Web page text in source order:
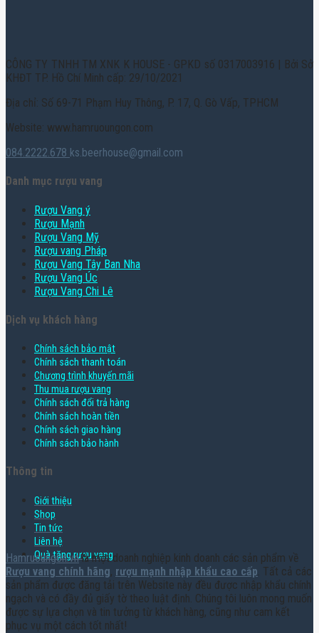
CÔNG TY TNHH TM XNK K HOUSE - GPKD số 0317003916 | Bởi Sở
KHĐT TP. Hồ Chí Minh cấp: 29/10/2021
Địa chỉ: Số 69-71 Phạm Huy Thông, P. 17, Q. Gò Vấp, TPHCM
Website: www.hamruoungon.com
084.2222.678 ks.beerhouse@gmail.com
Danh mục rượu vang
Rượu Vang ý
Rượu Mạnh
Rượu Vang Mỹ
Rượu vang Pháp
Rượu Vang Tây Ban Nha
Rượu Vang Úc
Rượu Vang Chi Lê
Dịch vụ khách hàng
Chính sách bảo mật
Chính sách thanh toán
Chương trình khuyến mãi
Thu mua rượu vang
Chính sách đổi trả hàng
Chính sách hoàn tiền
Chính sách giao hàng
Chính sách bảo hành
Thông tin
Giới thiệu
Shop
Tin tức
Liên hệ
Quà tặng rượu vang
Hamruoungon.vnlà một doanh nghiệp kinh doanh các sản phẩm về
Rượu vang chính hãng, rượu mạnh nhập khẩu cao cấp . Tất cả các
sản phẩm được đăng tải trên Website này đều được nhập khẩu chính
ngạch và có đầy đủ giấy tờ theo luật định. Chúng tôi luôn mong muốn
được sự lựa chọn và tin tưởng từ khách hàng, cũng như cam kết
phục vụ một cách tốt nhất!